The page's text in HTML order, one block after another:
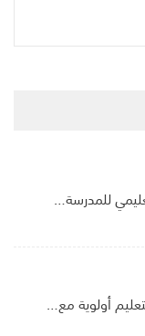
للمدرسة…
أولوية مع…